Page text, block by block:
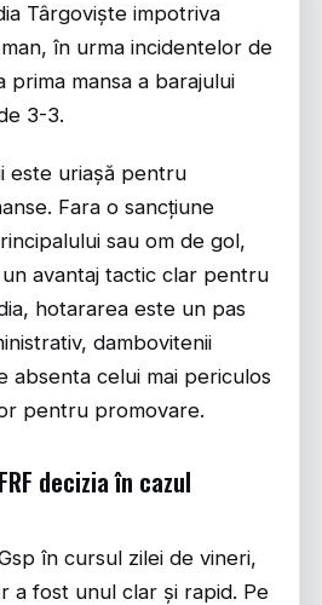
Târgoviște impotriva
în urma incidentelor de
prima mansa a barajului
3-3.
este uriașă pentru
Fara o sancțiune
sau om de gol,
avantaj tactic clar pentru
hotararea este un pas
dambovitenii
absenta celui mai periculos
pentru promovare.
decizia în cazul
în cursul zilei de vineri,
a fost unul clar și rapid. Pe